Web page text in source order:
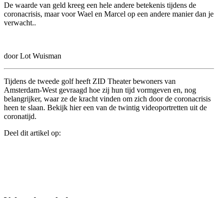
De waarde van geld kreeg een hele andere betekenis tijdens de
coronacrisis, maar voor Wael en Marcel op een andere manier dan je
verwacht..
door Lot Wuisman
Tijdens de tweede golf heeft ZID Theater bewoners van
Amsterdam-West gevraagd hoe zij hun tijd vormgeven en, nog
belangrijker, waar ze de kracht vinden om zich door de coronacrisis
heen te slaan. Bekijk hier een van de twintig videoportretten uit de
coronatijd.
Deel dit artikel op: